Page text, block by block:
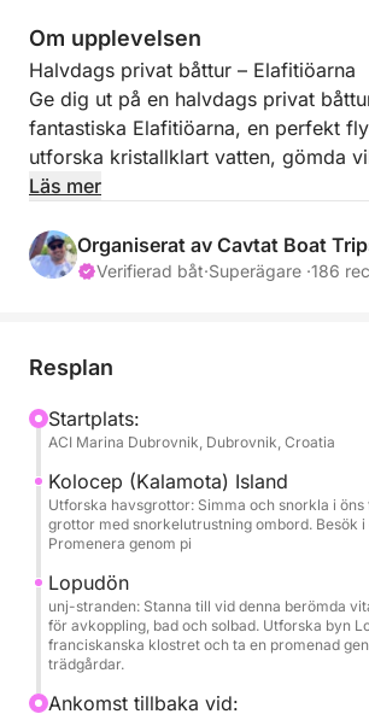
Om upplevelsen
Halvdags privat båttur – Elafitiöarna
Ge dig ut på en halvdags privat
fantastiska Elafitiöarna, en perfekt
utforska kristallklart vatten, gömda
pittoreska byar. Denna exklusiva
de vackraste och mest fridfulla
havet.
för sina havsgrottor och orörda
landskapet.
Därefter fortsätter turen till ön Lopud,
berömda Šunj-stranden, känd för
och grunda vatten, vilket gör den till
genom byn Lopud och upptäcka
kloster och botaniska trädgårdar.
Med en professionell skeppare som
du njuta av en smidig och stressfri
Läs mer
Organiserat av Cavtat Boat
Verifierad båt·Superägare ·186
Resplan
Startplats:
ACI Marina Dubrovnik, Dubrovnik, Croatia
Kolocep (Kalamota) Island
Utforska havsgrottor: Simma och snorkla i
grottor med snorkelutrustning ombord. Besök i
Promenera genom pi
Lopudön
unj-stranden: Stanna till vid denna berömda
för avkoppling, bad och solbad. Utforska byn
franciskanska klostret och ta en promenad
trädgårdar.
Ankomst tillbaka vid: